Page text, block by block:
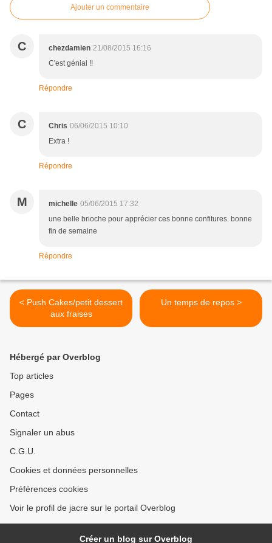
Ajouter un commentaire
C chezdamien 21/08/2015 16:16
C'est génial !!
Répondre
C Chris 06/06/2015 10:10
Extra !
Répondre
M michelle 05/06/2015 17:32
une belle brioche pour apprécier ces bonne confitures. bonne
fin de semaine
Répondre
< Push Cakes/petit dessert
aux fraises
Un temps de repos >
Hébergé par Overblog
Top articles
Pages
Contact
Signaler un abus
C.G.U.
Cookies et données personnelles
Préférences cookies
Voir le profil de jacre sur le portail Overblog
Créer un blog sur Overblog